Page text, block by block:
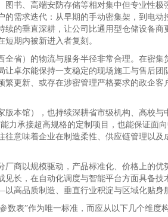
书、高端安防存储等相对集中但专业性极
需求迭代：从早期的手动密集架，到电动
的垂直深耕，让公司比通用型仓储设备商
期内被新进入者复刻。
省）的物流与服务半径非常合理。在密集
卓尔能保持一支稳定的现场施工与售后团
更新、或存在涉密管理严格要求的政企客
本馆），也持续深耕省市级机构、高校与
力承接超高规格的定制项目，也能保证面
意味着企业在制造柔性、供应链管理以及
商以规模驱动，产品标准化、价格上的优
长，在自动化调度与智能平台方面具备技
高品质制造、垂直行业积淀与区域化贴身
表”作为唯一标准，而应从以下几个维度